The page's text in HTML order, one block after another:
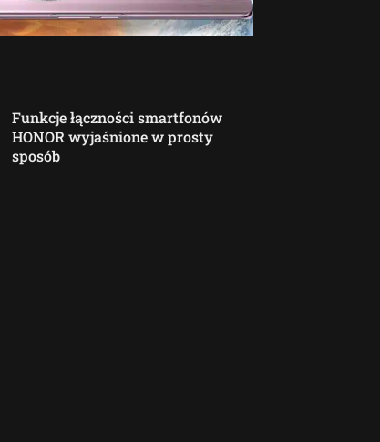
Funkcje łączności smartfonów
HONOR wyjaśnione w prosty
sposób